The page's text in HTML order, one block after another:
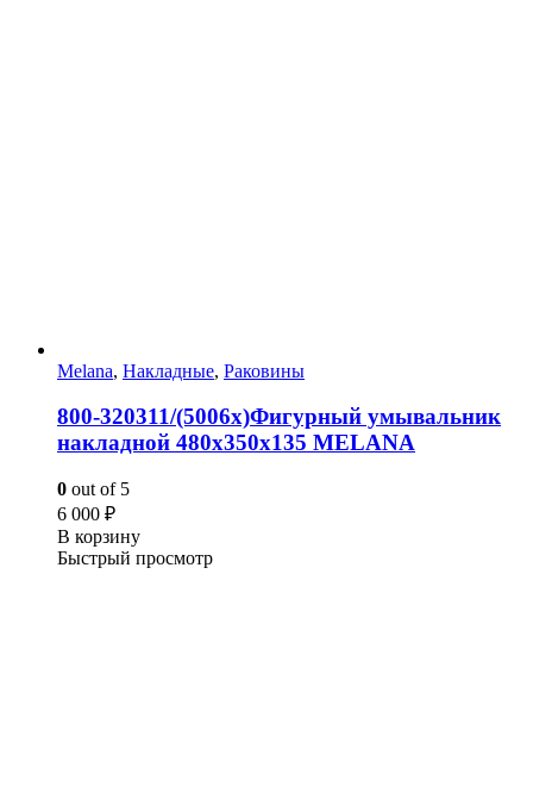
Melana, Накладные, Раковины
800-320311/(5006х)Фигурный умывальник
накладной 480х350х135 MELANA
0 out of 5
6 000 ₽
В корзину
Быстрый просмотр